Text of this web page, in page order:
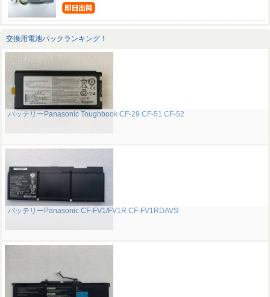
交換用電池パックランキング！
バッテリーPanasonic Toughbook CF-29 CF-51 CF-52
バッテリーPanasonic CF-FV1/FV1R CF-FV1RDAVS